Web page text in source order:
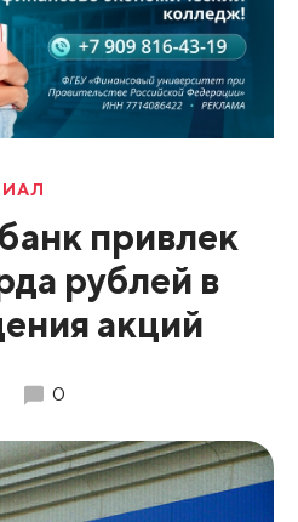
привлек
рублей в
акций
0